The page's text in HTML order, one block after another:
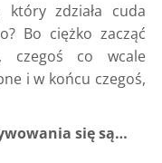
zdziała cuda
Bo ciężko zacząć
czegoś co wcale
i w końcu czegoś,
się są…